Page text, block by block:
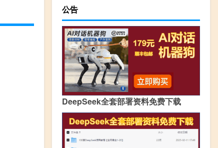
公告
DeepSeek全套部署资料免费下载